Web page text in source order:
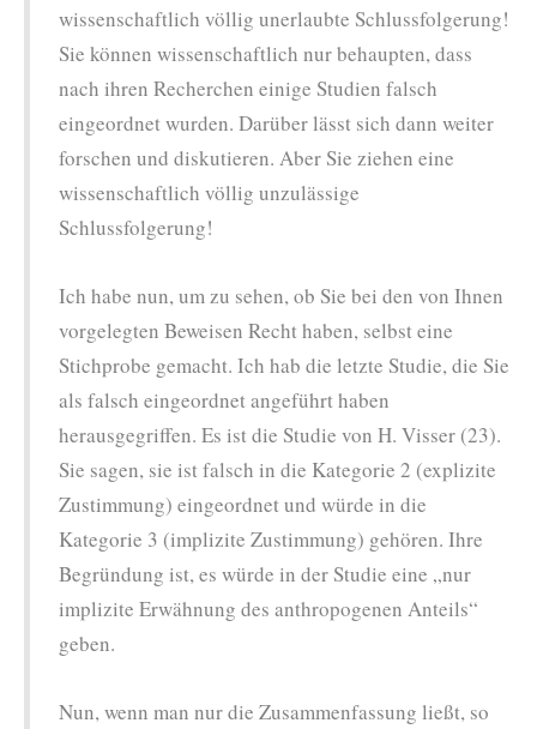
wissenschaftlich völlig unerlaubte Schlussfolgerung!
Sie können wissenschaftlich nur behaupten, dass
nach ihren Recherchen einige Studien falsch
eingeordnet wurden. Darüber lässt sich dann weiter
forschen und diskutieren. Aber Sie ziehen eine
wissenschaftlich völlig unzulässige
Schlussfolgerung!
Ich habe nun, um zu sehen, ob Sie bei den von Ihnen
vorgelegten Beweisen Recht haben, selbst eine
Stichprobe gemacht. Ich hab die letzte Studie, die Sie
als falsch eingeordnet angeführt haben
herausgegriffen. Es ist die Studie von H. Visser (23).
Sie sagen, sie ist falsch in die Kategorie 2 (explizite
Zustimmung) eingeordnet und würde in die
Kategorie 3 (implizite Zustimmung) gehören. Ihre
Begründung ist, es würde in der Studie eine „nur
implizite Erwähnung des anthropogenen Anteils“
geben.
Nun, wenn man nur die Zusammenfassung ließt, so